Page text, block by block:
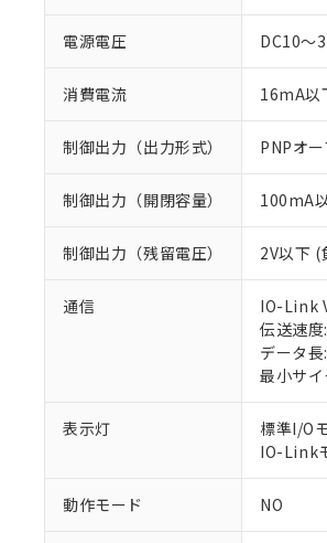
電源電圧 DC10～
消費電流 16mA以
制御出力（出力形式） PNPオ
制御出力（開閉容量） 100mA
制御出力（残留電圧） 2V以下
通信
IO-Link
伝送速
データ
最小サ
表示灯
標準I/O
IO-Link
動作モード NO